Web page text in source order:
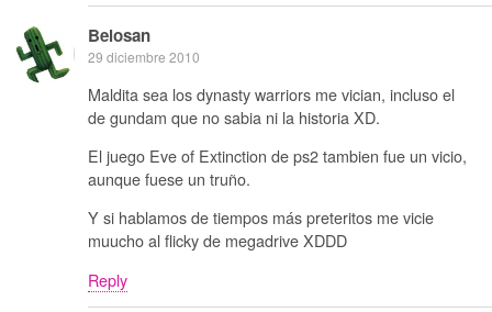
Belosan
29 diciembre 2010
Maldita sea los dynasty warriors me vician, incluso el
de gundam que no sabia ni la historia XD.
El juego Eve of Extinction de ps2 tambien fue un vicio,
aunque fuese un truño.
Y si hablamos de tiempos más preteritos me vicie
muucho al flicky de megadrive XDDD
Reply